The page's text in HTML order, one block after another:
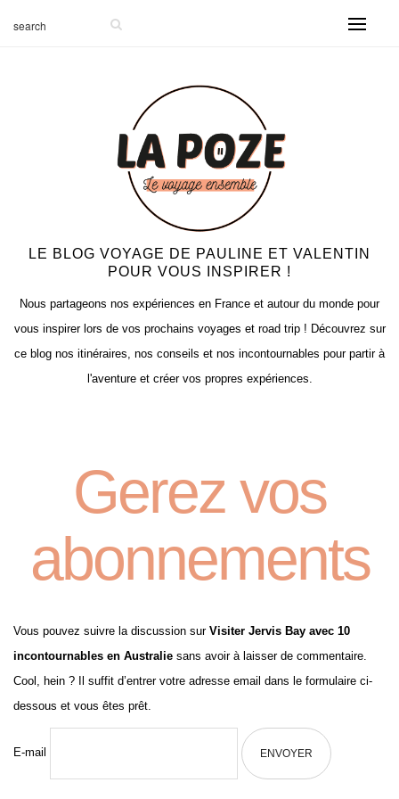
LE BLOG VOYAGE DE PAULINE ET VALENTIN
POUR VOUS INSPIRER !
Nous partageons nos expériences en France et autour du monde pour
vous inspirer lors de vos prochains voyages et road trip ! Découvrez sur
ce blog nos itinéraires, nos conseils et nos incontournables pour partir à
l'aventure et créer vos propres expériences.
Gerez vos
abonnements
Vous pouvez suivre la discussion sur Visiter Jervis Bay avec 10
incontournables en Australie sans avoir à laisser de commentaire.
Cool, hein ? Il suffit d’entrer votre adresse email dans le formulaire ci-
dessous et vous êtes prêt.
E-mail